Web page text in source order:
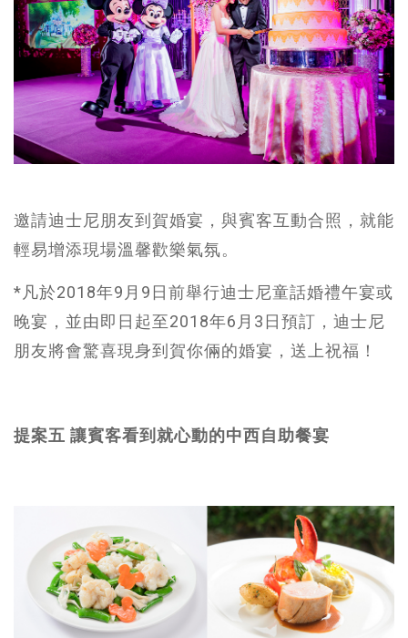
邀請迪士尼朋友到賀婚宴，與賓客互動合照，就能
輕易增添現場溫馨歡樂氣氛。
*凡於2018年9月9日前舉行迪士尼童話婚禮午宴或
晚宴，並由即日起至2018年6月3日預訂，迪士尼
朋友將會驚喜現身到賀你倆的婚宴，送上祝福！
提案五 讓賓客看到就心動的中西自助餐宴